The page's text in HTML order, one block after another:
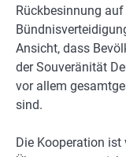
Rückbesinnung
Ansicht, dass
der Souveränität
vor allem
sind.
Die Kooperation